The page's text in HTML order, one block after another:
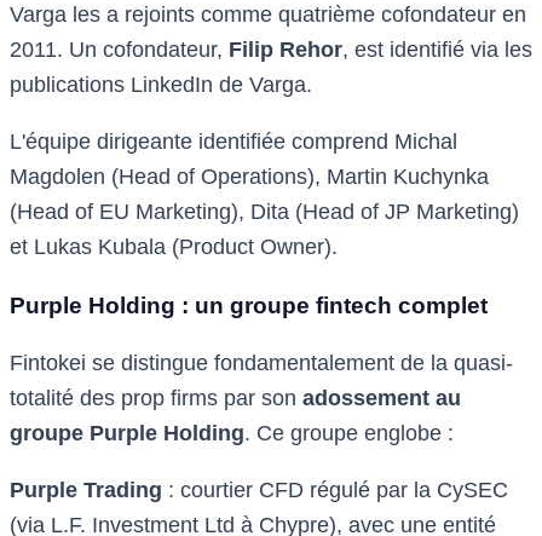
Varga les a rejoints comme quatrième cofondateur en
2011. Un cofondateur, Filip Rehor, est identifié via les
publications LinkedIn de Varga.
L'équipe dirigeante identifiée comprend Michal
Magdolen (Head of Operations), Martin Kuchynka
(Head of EU Marketing), Dita (Head of JP Marketing)
et Lukas Kubala (Product Owner).
Purple Holding : un groupe fintech complet
Fintokei se distingue fondamentalement de la quasi-
totalité des prop firms par son adossement au
groupe Purple Holding. Ce groupe englobe :
Purple Trading : courtier CFD régulé par la CySEC
(via L.F. Investment Ltd à Chypre), avec une entité